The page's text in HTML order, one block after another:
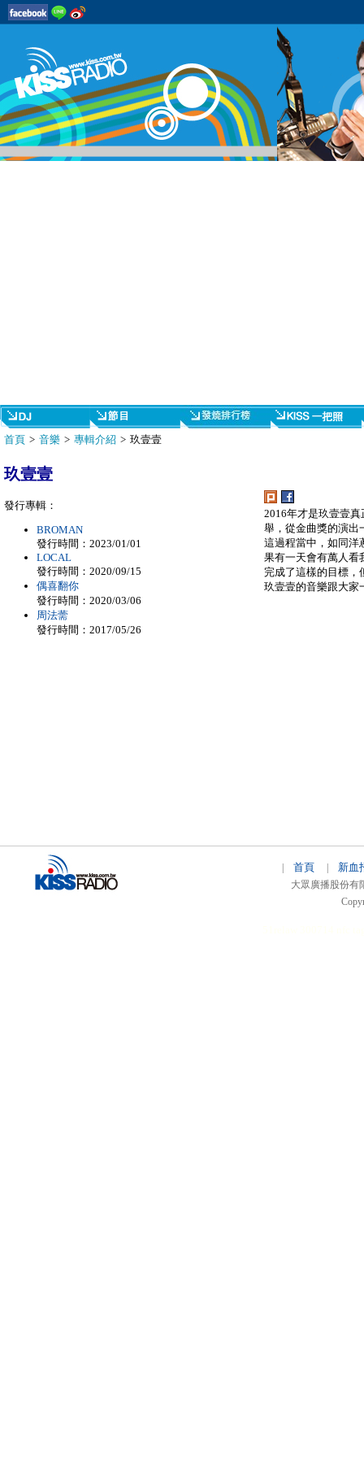
首頁 > 音樂 > 專輯介紹 > 玖壹壹
玖壹壹
2016年才是玖壹壹
舉，從金曲獎的演出
這過程當中，如同洋
果有一天會有萬人看
完成了這樣的目標，
玖壹壹的音樂跟大家
發行專輯：
BROMAN
發行時間：2023/01/01
LOCAL
發行時間：2020/09/15
偶喜翻你
發行時間：2020/03/06
周法薷
發行時間：2017/05/26
首頁 新血
大眾廣播股份有